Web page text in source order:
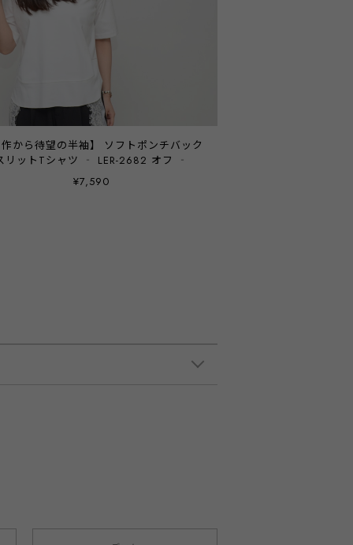
作から待望の半袖】 ソフトポンチバック
リットTシャツ ‐ LER-2682 オフ ‐
¥7,590